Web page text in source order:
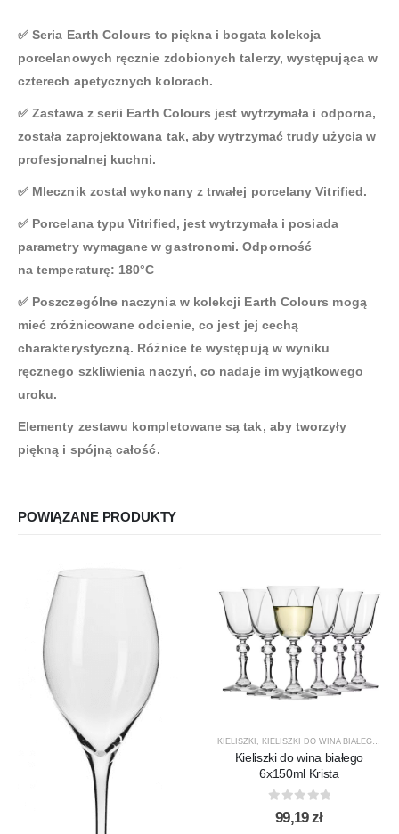
✅ Seria Earth Colours to piękna i bogata kolekcja
porcelanowych ręcznie zdobionych talerzy, występująca w
czterech apetycznych kolorach.
✅ Zastawa z serii Earth Colours jest wytrzymała i odporna,
została zaprojektowana tak, aby wytrzymać trudy użycia w
profesjonalnej kuchni.
✅ Mlecznik został wykonany z trwałej porcelany Vitrified.
✅ Porcelana typu Vitrified, jest wytrzymała i posiada
parametry wymagane w gastronomi. Odporność
na temperaturę: 180°C
✅ Poszczególne naczynia w kolekcji Earth Colours mogą
mieć zróżnicowane odcienie, co jest jej cechą
charakterystyczną. Różnice te występują w wyniku
ręcznego szkliwienia naczyń, co nadaje im wyjątkowego
uroku.
Elementy zestawu kompletowane są tak, aby tworzyły
piękną i spójną całość.
POWIĄZANE PRODUKTY
KIELISZKI KIELISZKI DO WINA BIAŁEGO
Kieliszki do wina białego
6x150ml Krista
out of 5
99,19zł